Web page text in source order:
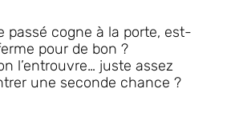
passé cogne à la porte, est-
pour de bon ?
l’entrouvre… juste assez
une seconde chance ?